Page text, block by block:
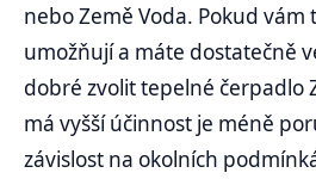
nebo Země Voda. Pokud
umožňují a máte dostatečně
dobré zvolit tepelné čerpadlo
má vyšší účinnost je méně
závislost na okolních